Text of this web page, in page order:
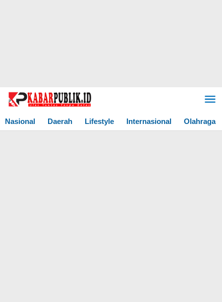
Lewati
Nasional
Daerah Lifestyle Internasional Olahraga